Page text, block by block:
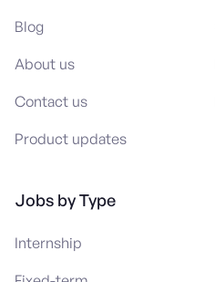
Blog
About us
Contact us
Product updates
Jobs by Type
Internship